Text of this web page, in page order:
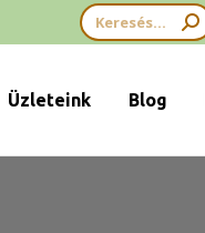
Search:
Üzleteink Blog